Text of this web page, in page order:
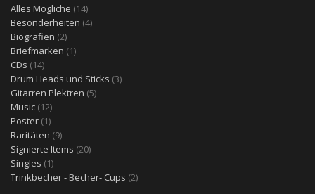
Alles Mögliche 1414
Produkte
Besonderheiten 44
Biografien 22
Produkte
Briefmarken 11
CDs 1414
Produkte
Drum Heads und Sticks 33
Gitarren Plektren 55
Music 1212
Produkte
Poster 11
Produkt
Raritäten 99
Produkte
Signierte Items 2020
Singles 11
Produkt
Trinkbecher - Becher- Cups 22